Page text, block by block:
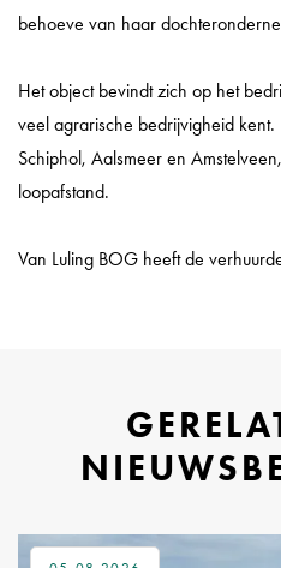
behoeve van haar
Het object bevindt zich op het
veel agrarische bedrijvigheid kent.
Schiphol, Aalsmeer en
loopafstand.
Van Luling BOG heeft de